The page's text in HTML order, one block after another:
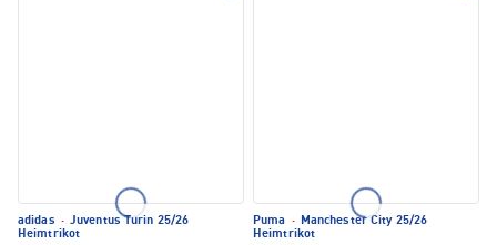
adidas · Juventus Turin 25/26
Heimtrikot
Puma · Manchester City 25/26
Heimtrikot